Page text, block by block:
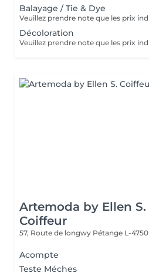
Balayage / Tie & Dye
Décoloration
Artemoda by Ellen S.
Coiffeur
57, Route de longwy Pétange L-4750
Acompte
Teste Méches